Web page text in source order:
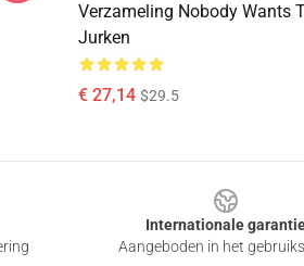
Verzameling Nobody Wants
Jurken
€ 27,14 $29.5
Internationale
Aangeboden in het